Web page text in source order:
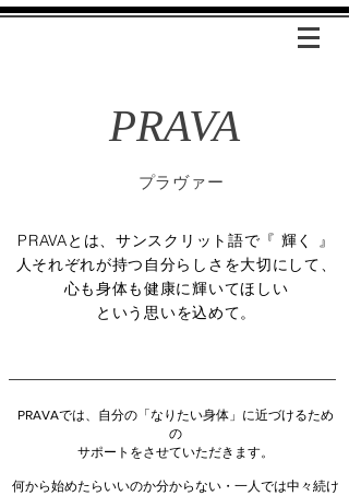
PRAVA
​プラヴァー
PRAVAとは、サンスクリット語で『 輝く 』
人それぞれが持つ自分らしさを大切にして、
心も身体も健康に輝いてほしい
​という思いを込めて。
PRAVAでは、自分の「なりたい身体」に近づけるため
の
サポートをさせていただきます。
何から始めたらいいのか分からない・一人では中々続け